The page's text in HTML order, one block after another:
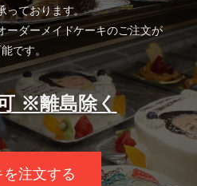
っております。
ーダーメイドケーキのご注文が
です。
※離島除く
を注文する